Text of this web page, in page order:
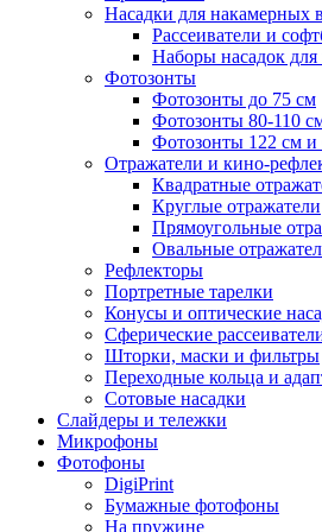
Насадки для накамерных
Рассеиватели и
Наборы насадок
Фотозонты
Фотозонты до 75 см
Фотозонты 80-110
Фотозонты 122 см и
Отражатели и кино-
Квадратные
Круглые отражатели
Прямоугольные
Овальные
Рефлекторы
Портретные тарелки
Конусы и оптические
Сферические
Шторки, маски и фильтры
Переходные кольца и
Сотовые насадки
Слайдеры и тележки
Микрофоны
Фотофоны
DigiPrint
Бумажные фотофоны
На пружине